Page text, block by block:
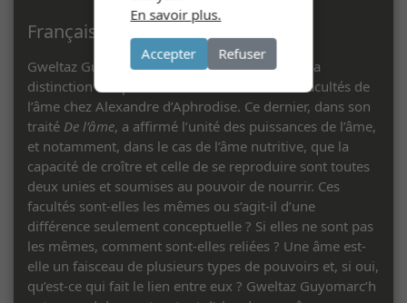
Français
Gweltaz Guyomarc’h examine la question de la
distinction des parties de l’âme et celles des facultés de
l’âme chez Alexandre d’Aphrodise. Ce dernier, dans son
traité De l’âme, a affirmé l’unité des puissances de l’âme,
et notamment, dans le cas de l’âme nutritive, que la
capacité de croître et celle de se reproduire sont toutes
deux unies et soumises au pouvoir de nourrir. Ces
facultés sont-elles les mêmes ou s’agit-il d’une
différence seulement conceptuelle ? Si elles ne sont pas
les mêmes, comment sont-elles reliées ? Une âme est-
elle un faisceau de plusieurs types de pouvoirs et, si oui,
qu’est-ce qui fait le lien entre eux ? Gweltaz Guyomarc’h
En savoir plus.
Accepter Refuser